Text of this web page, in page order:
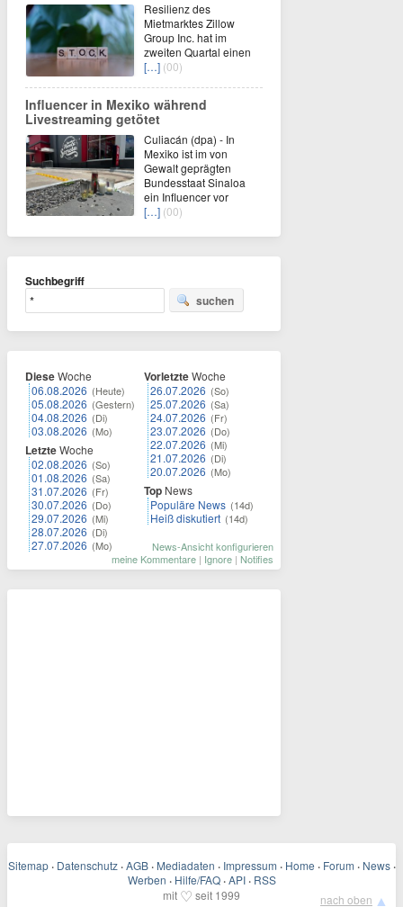
Resilienz des
Mietmarktes Zillow
Group Inc. hat im
zweiten Quartal einen
[…] (00)
Influencer in Mexiko während
Livestreaming getötet
Culiacán (dpa) - In
Mexiko ist im von
Gewalt geprägten
Bundesstaat Sinaloa
ein Influencer vor
[…] (00)
Suchbegriff
suchen
DieseWoche
06.08.2026 (Heute)
05.08.2026 (Gestern)
04.08.2026 (Di)
03.08.2026 (Mo)
LetzteWoche
02.08.2026 (So)
01.08.2026 (Sa)
31.07.2026 (Fr)
30.07.2026 (Do)
29.07.2026 (Mi)
28.07.2026 (Di)
27.07.2026 (Mo)
VorletzteWoche
26.07.2026 (So)
25.07.2026 (Sa)
24.07.2026 (Fr)
23.07.2026 (Do)
22.07.2026 (Mi)
21.07.2026 (Di)
20.07.2026 (Mo)
Top News
Populäre News (14d)
Heiß diskutiert (14d)
News-Ansicht konfigurieren
meine Kommentare | Ignore | Notifies
Sitemap · Datenschutz · AGB · Mediadaten · Impressum · Home · Forum · News ·
Werben · Hilfe/FAQ · API · RSS
mit ♡ seit 1999 nach oben ▲